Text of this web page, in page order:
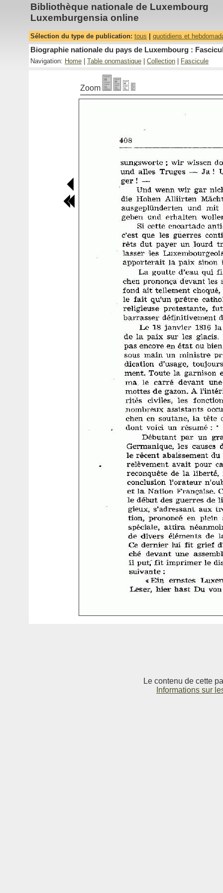
Bibliothèque nationale de Luxembourg
Luxemburgensia online
Sélection du type de publication: tous quotidiens et
Biographie nationale du pays de Luxembourg :
Navigation: Home Table onomastique Collection Fascicule
Zoom
Le contenu de cette
Informations sur